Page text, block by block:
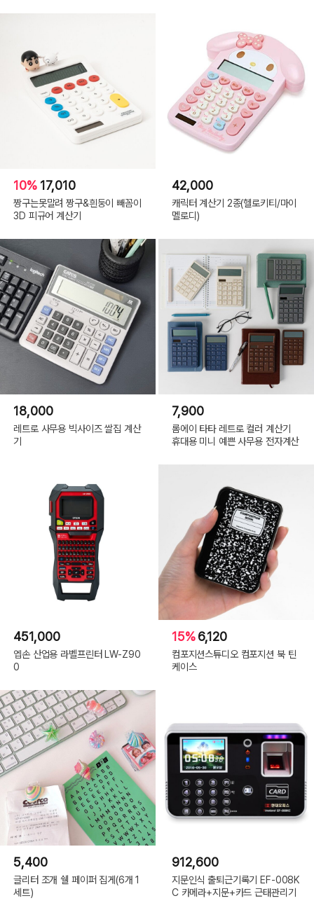
10% 17,010
짱구는못말려 짱구&흰둥이 빼꼼이
3D 피규어 계산기
42,000
캐릭터 계산기 2종(헬로키티/마이
멜로디)
18,000
레트로 사무용 빅사이즈 쌀집 계산
기
7,900
롬에이 타타 레트로 컬러 계산기
휴대용 미니 예쁜 사무용 전자계산
451,000
엡손 산업용 라벨프린터 LW-Z90
0
15%6,120
컴포지션스튜디오 컴포지션 북 틴
케이스
5,400
글리터 조개 쉘 페이퍼 집게(6개 1
세트)
912,600
지문인식 출퇴근기록기 EF-008K
C 카메라+지문+카드 근태관리기